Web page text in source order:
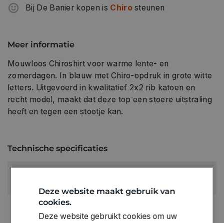
Bij De Banier kopen is Chirosteunen
Meer informatie
Mouwloos Chiroshirt voor warme lente- en
zomerdagen. In blauw met Chiro-opdruk in grote witte
letters. Uitgevoerd in kwalitatief 2x2 rib katoen en
recht model, maakt dat deze top een stoere uitstraling
heeft en tegen een stootje kan.
Technische specificaties
RUBRIEK:
T-shirts & topjes
Deze website maakt gebruik van
cookies.
Deze website gebruikt cookies om uw